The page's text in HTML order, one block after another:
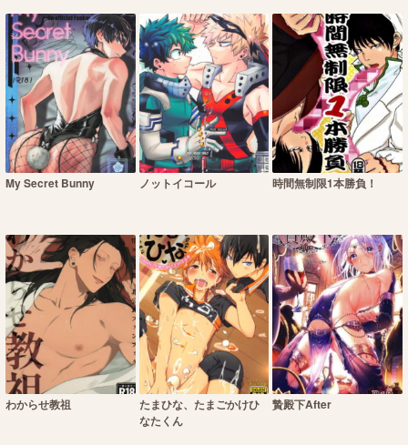
My Secret Bunny ノットイコール 時間無制限1本勝負！
わからせ教祖
たまひな、たまごかけひ
なたくん
贄殿下After